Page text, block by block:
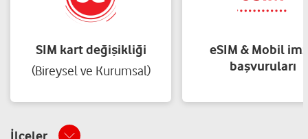
SIM kart değişikliği
(Bireysel ve Kurumsal)
eSIM & Mobil
başvuruları
İlçeler